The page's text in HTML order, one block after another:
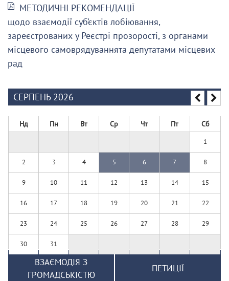
МЕТОДИЧНІ РЕКОМЕНДАЦІЇ
щодо взаємодії суб’єктів лобіювання,
зареєстрованих у Реєстрі прозорості, з органами
місцевого самоврядуваннята депутатами місцевих
рад
СЕРПЕНЬ 2026
Нд Пн Вт Ср Чт Пт Сб
1
2 3 4 5 6 7 8
9 10 11 12 13 14 15
16 17 18 19 20 21 22
23 24 25 26 27 28 29
30 31
ВЗАЄМОДІЯ З
ГРОМАДСЬКІСТЮ
ПЕТИЦІЇ